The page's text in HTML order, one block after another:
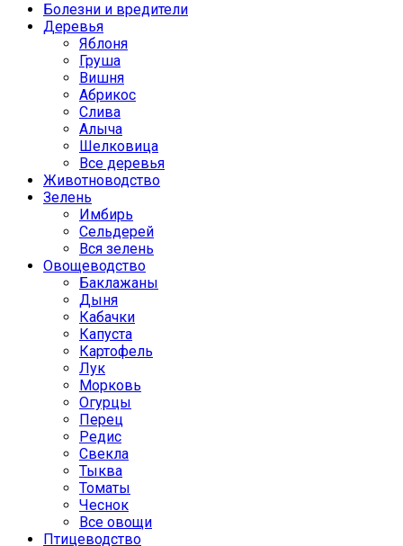
Болезни и вредители
Деревья
Яблоня
Груша
Вишня
Абрикос
Слива
Алыча
Шелковица
Все деревья
Животноводство
Зелень
Имбирь
Сельдерей
Вся зелень
Овощеводство
Баклажаны
Дыня
Кабачки
Капуста
Картофель
Лук
Морковь
Огурцы
Перец
Редис
Свекла
Тыква
Томаты
Чеснок
Все овощи
Птицеводство